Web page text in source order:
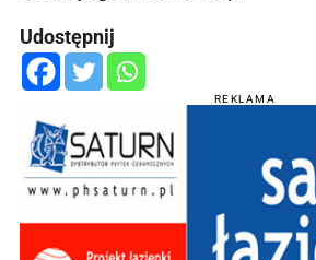
Udostępnij
REKLAMA